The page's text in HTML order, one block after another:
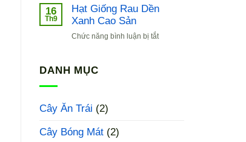
Giống
Xanh
16
Th9
Hạt Giống Rau Dền
Xanh Cao Sản
Chức năng bình luận bị tắtở
DANH MỤC
Cây Ăn Trái (2)
Cây Bóng Mát (2)